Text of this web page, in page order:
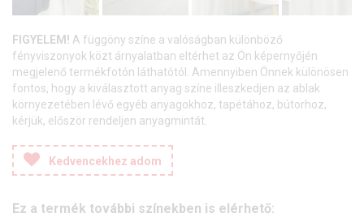
FIGYELEM! A függöny színe a valóságban különböző
fényviszonyok közt árnyalatban eltérhet az Ön képernyőjén
megjelenő termékfotón láthatótól. Amennyiben Önnek különösen
fontos, hogy a kiválasztott anyag színe illeszkedjen az ablak
környezetében lévő egyéb anyagokhoz, tapétához, bútorhoz,
kérjük, először rendeljen anyagmintát.
Kedvencekhez adom
Ez a termék további színekben is elérhető: